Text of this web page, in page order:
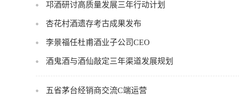
邛酒研讨高质量发展三年行动计划
杏花村酒遗存考古成果发布
李景福任杜甫酒业子公司CEO
酒鬼酒与酒仙敲定三年渠道发展规划
五省茅台经销商交流C端运营